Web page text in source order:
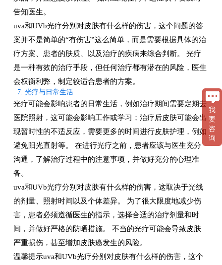
告知医生。
uva和UVb光疗分别对皮肤有什么样的伤害，这个问题的答
案并不是简单的“有伤害”这么简单，而是需要根据具体的治
疗方案、患者的肤质、以及治疗的疾病来综合判断。 光疗
是一种有效的治疗手段，但任何治疗都有潜在的风险，医生
会权衡利弊，制定较适合患者的方案。
7. 光疗与日常生活
光疗可能会影响患者的日常生活，例如治疗期间需要定期去
医院照射，这可能会影响工作或学习；治疗后皮肤可能会出
现暂时性的不适反应，需要更多的时间进行皮肤护理，例如
避免阳光直射等。 在进行光疗之前，患者应该与医生充分
沟通，了解治疗过程中的注意事项，并做好充分的心理准
备。
uva和UVb光疗分别对皮肤有什么样的伤害，这取决于光线
的剂量、照射时间以及个体差异。 为了很大限度地减少伤
害，患者必须遵循医生的指示，选择合适的治疗剂量和时
间，并做好严格的防晒措施。 不当的光疗可能会导致皮肤
严重损伤，甚至增加皮肤癌发生的风险。
温馨提示uva和UVb光疗分别对皮肤有什么样的伤害，这个
我
要
咨
询